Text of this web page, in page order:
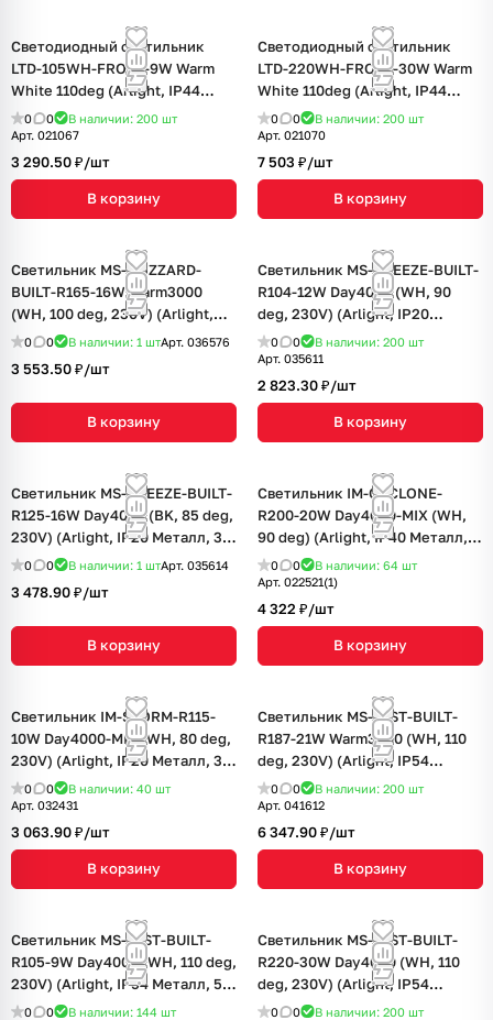
Светодиодный светильник
LTD-105WH-FROST-9W Warm
White 110deg (Arlight, IP44
Металл, 3 года)
0 0 В наличии: 200 шт
Арт. 021067
3 290.50 ₽/шт
В корзину
Светодиодный светильник
LTD-220WH-FROST-30W Warm
White 110deg (Arlight, IP44
Металл, 3 года)
0 0 В наличии: 200 шт
Арт. 021070
7 503 ₽/шт
В корзину
Светильник MS-BLIZZARD-
BUILT-R165-16W Warm3000
(WH, 100 deg, 230V) (Arlight,
IP20 Металл, 3 года)
0 0 В наличии: 1 штАрт. 036576
3 553.50 ₽/шт
В корзину
Светильник MS-BREEZE-BUILT-
R104-12W Day4000 (WH, 90
deg, 230V) (Arlight, IP20
Металл, 3 года)
0 0 В наличии: 200 шт
Арт. 035611
2 823.30 ₽/шт
В корзину
Светильник MS-BREEZE-BUILT-
R125-16W Day4000 (BK, 85 deg,
230V) (Arlight, IP20 Металл, 3
года)
0 0 В наличии: 1 штАрт. 035614
3 478.90 ₽/шт
В корзину
Светильник IM-CYCLONE-
R200-20W Day4000-MIX (WH,
90 deg) (Arlight, IP40 Металл, 3
года)
0 0 В наличии: 64 шт
Арт. 022521(1)
4 322 ₽/шт
В корзину
Светильник IM-STORM-R115-
10W Day4000-MIX (WH, 80 deg,
230V) (Arlight, IP20 Металл, 3
года)
0 0 В наличии: 40 шт
Арт. 032431
3 063.90 ₽/шт
В корзину
Светильник MS-MIST-BUILT-
R187-21W Warm3000 (WH, 110
deg, 230V) (Arlight, IP54
Металл, 5 лет)
0 0 В наличии: 200 шт
Арт. 041612
6 347.90 ₽/шт
В корзину
Светильник MS-MIST-BUILT-
R105-9W Day4000 (WH, 110 deg,
230V) (Arlight, IP54 Металл, 5
лет)
0 0 В наличии: 144 шт
Светильник MS-MIST-BUILT-
R220-30W Day4000 (WH, 110
deg, 230V) (Arlight, IP54
Металл, 5 лет)
0 0 В наличии: 200 шт